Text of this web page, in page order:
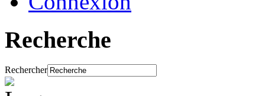
Recherche
Rechercher